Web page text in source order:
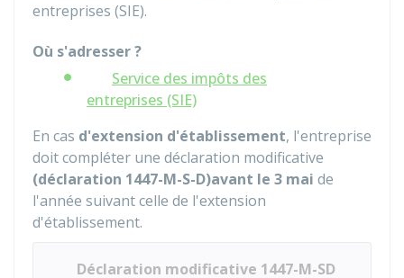
entreprises (SIE).
Où s'adresser ?
Service des impôts des
entreprises (SIE)
En cas d'extension d'établissement, l'entreprise
doit compléter une déclaration modificative
(déclaration 1447-M-S-D)avant le 3 mai de
l'année suivant celle de l'extension
d'établissement.
Déclaration modificative 1447-M-SD